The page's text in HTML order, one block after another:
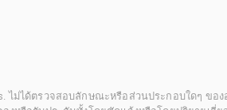
ไม่ได้ตรวจสอบลักษณะหรือส่วนประกอบใดๆ ขอ